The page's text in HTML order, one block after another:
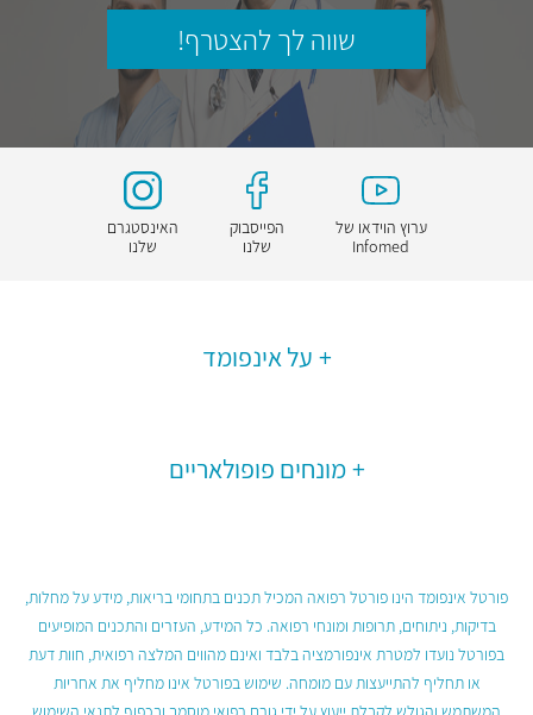
שווה לך להצטרף!
ערוץ הוידאו של
Infomed
הפייסבוק
שלנו
האינסטגרם
שלנו
על אינפומד
מונחים פופולאריים
פורטל אינפומד הינו פורטל רפואה המכיל תכנים בתחומי בריאות, מידע על מחלות,
בדיקות, ניתוחים, תרופות ומונחי רפואה. כל המידע, העזרים והתכנים המופיעים
בפורטל נועדו למטרת אינפורמציה בלבד ואינם מהווים המלצה רפואית, חוות דעת
או תחליף להתייעצות עם מומחה. שימוש בפורטל אינו מחליף את אחריות